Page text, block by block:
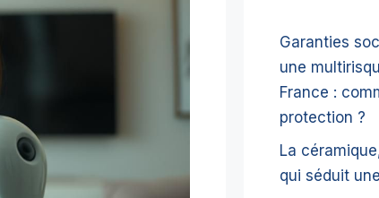
Garanties
une
France :
protection ?
La
qui séduit